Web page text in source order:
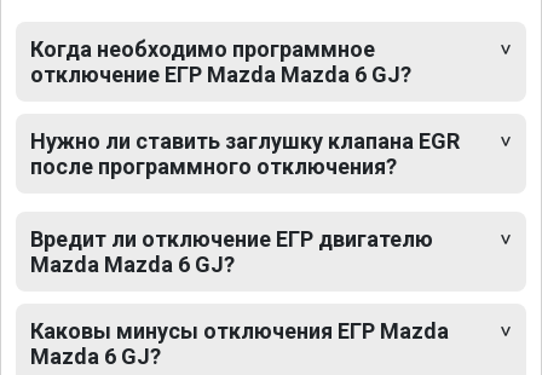
Когда необходимо программное
отключение ЕГР Mazda Mazda 6 GJ?
Нужно ли ставить заглушку клапана EGR
после программного отключения?
Вредит ли отключение ЕГР двигателю
Mazda Mazda 6 GJ?
Каковы минусы отключения ЕГР Mazda
Mazda 6 GJ?